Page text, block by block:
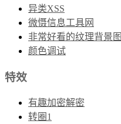
异类XSS
微慑信息工具网
非常好看的纹理背景图
颜色调试
特效
有趣加密解密
转圈1